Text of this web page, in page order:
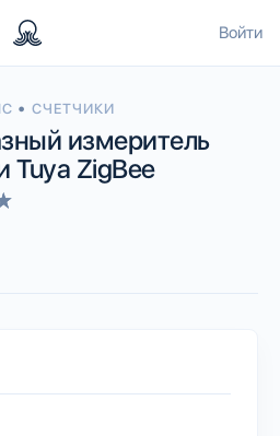
Войти
• СЧЕТЧИКИ
измеритель
Tuya ZigBee